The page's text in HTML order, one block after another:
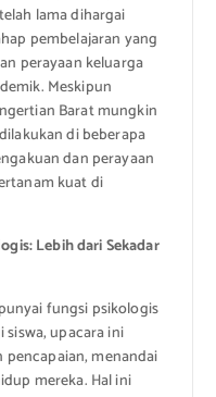
lama dihargai
pembelajaran yang
perayaan keluarga
Meskipun
Barat mungkin
di beberapa
dan perayaan
kuat di
Lebih dari Sekadar
fungsi psikologis
upacara ini
menandai
mereka. Hal ini